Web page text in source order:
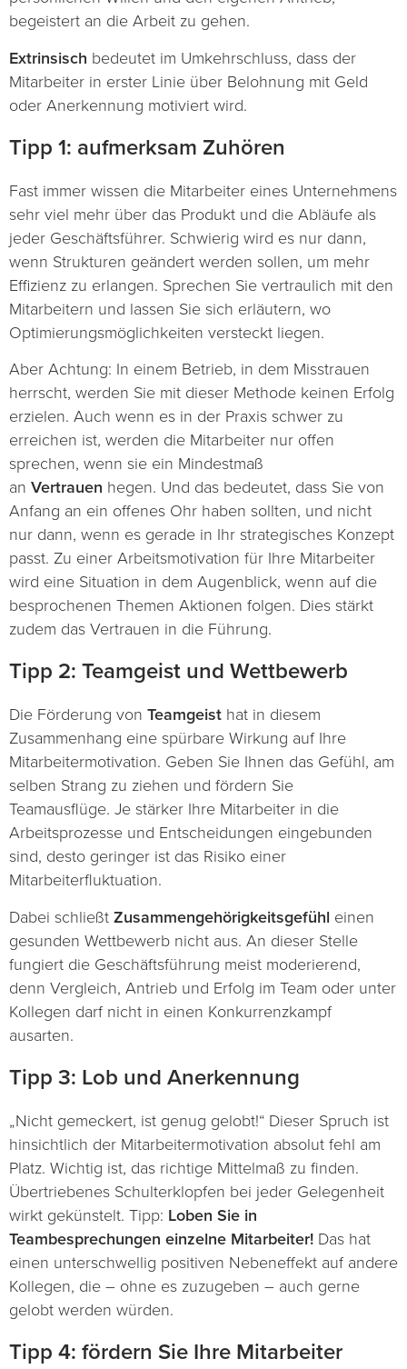
begeistert an die Arbeit zu gehen.
Extrinsisch bedeutet im Umkehrschluss, dass der
Mitarbeiter in erster Linie über Belohnung mit Geld
oder Anerkennung motiviert wird.
Tipp 1: aufmerksam Zuhören
Fast immer wissen die Mitarbeiter eines Unternehmens
sehr viel mehr über das Produkt und die Abläufe als
jeder Geschäftsführer. Schwierig wird es nur dann,
wenn Strukturen geändert werden sollen, um mehr
Effizienz zu erlangen. Sprechen Sie vertraulich mit den
Mitarbeitern und lassen Sie sich erläutern, wo
Optimierungsmöglichkeiten versteckt liegen.
Aber Achtung: In einem Betrieb, in dem Misstrauen
herrscht, werden Sie mit dieser Methode keinen Erfolg
erzielen. Auch wenn es in der Praxis schwer zu
erreichen ist, werden die Mitarbeiter nur offen
sprechen, wenn sie ein Mindestmaß
an Vertrauen hegen. Und das bedeutet, dass Sie von
Anfang an ein offenes Ohr haben sollten, und nicht
nur dann, wenn es gerade in Ihr strategisches Konzept
passt. Zu einer Arbeitsmotivation für Ihre Mitarbeiter
wird eine Situation in dem Augenblick, wenn auf die
besprochenen Themen Aktionen folgen. Dies stärkt
zudem das Vertrauen in die Führung.
Tipp 2: Teamgeist und Wettbewerb
Die Förderung von Teamgeist hat in diesem
Zusammenhang eine spürbare Wirkung auf Ihre
Mitarbeitermotivation. Geben Sie Ihnen das Gefühl, am
selben Strang zu ziehen und fördern Sie
Teamausflüge. Je stärker Ihre Mitarbeiter in die
Arbeitsprozesse und Entscheidungen eingebunden
sind, desto geringer ist das Risiko einer
Mitarbeiterfluktuation.
Dabei schließt Zusammengehörigkeitsgefühl einen
gesunden Wettbewerb nicht aus. An dieser Stelle
fungiert die Geschäftsführung meist moderierend,
denn Vergleich, Antrieb und Erfolg im Team oder unter
Kollegen darf nicht in einen Konkurrenzkampf
ausarten.
Tipp 3: Lob und Anerkennung
„Nicht gemeckert, ist genug gelobt!“ Dieser Spruch ist
hinsichtlich der Mitarbeitermotivation absolut fehl am
Platz. Wichtig ist, das richtige Mittelmaß zu finden.
Übertriebenes Schulterklopfen bei jeder Gelegenheit
wirkt gekünstelt. Tipp: Loben Sie in
Teambesprechungen einzelne Mitarbeiter! Das hat
einen unterschwellig positiven Nebeneffekt auf andere
Kollegen, die – ohne es zuzugeben – auch gerne
gelobt werden würden.
Tipp 4: fördern Sie Ihre Mitarbeiter